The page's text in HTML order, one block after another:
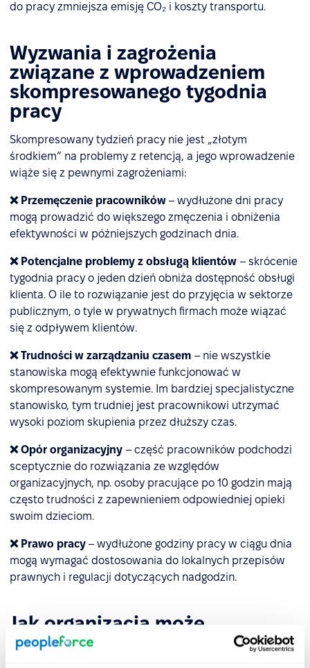
do pracy zmniejsza emisję CO₂ i koszty transportu.
Wyzwania i zagrożenia
związane z wprowadzeniem
skompresowanego tygodnia
pracy
Skompresowany tydzień pracy nie jest „złotym
środkiem” na problemy z retencją, a jego wprowadzenie
wiąże się z pewnymi zagrożeniami:
❌ Przemęczenie pracowników – wydłużone dni pracy
mogą prowadzić do większego zmęczenia i obniżenia
efektywności w późniejszych godzinach dnia.
❌ Potencjalne problemy z obsługą klientów – skrócenie
tygodnia pracy o jeden dzień obniża dostępność obsługi
klienta. O ile to rozwiązanie jest do przyjęcia w sektorze
publicznym, o tyle w prywatnych firmach może wiązać
się z odpływem klientów.
❌ Trudności w zarządzaniu czasem – nie wszystkie
stanowiska mogą efektywnie funkcjonować w
skompresowanym systemie. Im bardziej specjalistyczne
stanowisko, tym trudniej jest pracownikowi utrzymać
wysoki poziom skupienia przez dłuższy czas.
❌ Opór organizacyjny – część pracowników podchodzi
sceptycznie do rozwiązania ze względów
organizacyjnych, np. osoby pracujące po 10 godzin mają
często trudności z zapewnieniem odpowiedniej opieki
swoim dzieciom.
❌ Prawo pracy – wydłużone godziny pracy w ciągu dnia
mogą wymagać dostosowania do lokalnych przepisów
prawnych i regulacji dotyczących nadgodzin.
Jak organizacja może
przygotować się na